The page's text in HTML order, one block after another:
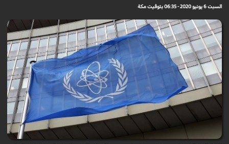
السبت 6 يونيو 2020 - 06:35 بتوقيت مكة